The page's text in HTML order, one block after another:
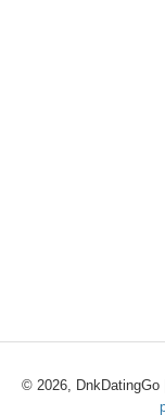
© 2026, DnkDatingGo |